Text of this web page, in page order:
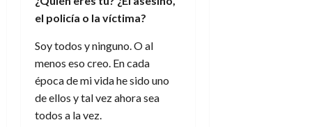
el policía o la víctima?
Soy todos y ninguno. O al
menos eso creo. En cada
época de mi vida he sido uno
de ellos y tal vez ahora sea
todos a la vez.